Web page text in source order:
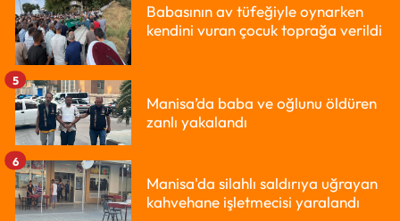
Babasının av tüfeğiyle oynarken
kendini vuran çocuk toprağa verildi
Manisa’da baba ve oğlunu öldüren
zanlı yakalandı
5
Manisa'da silahlı saldırıya uğrayan
kahvehane işletmecisi yaralandı
6